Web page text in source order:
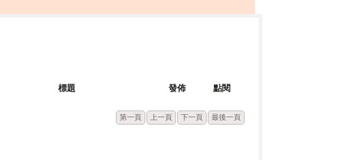
標題 發佈 點閱
第一頁 上一頁 下一頁 最後一頁